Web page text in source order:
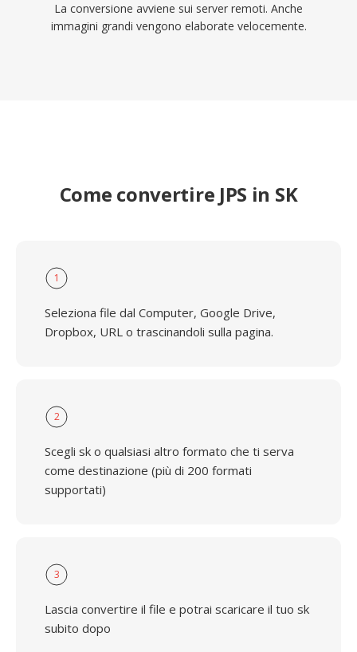
La conversione avviene sui server remoti. Anche
immagini grandi vengono elaborate velocemente.
Come convertire JPS in SK
1
Seleziona file dal Computer, Google Drive,
Dropbox, URL o trascinandoli sulla pagina.
2
Scegli sk o qualsiasi altro formato che ti serva
come destinazione (più di 200 formati
supportati)
3
Lascia convertire il file e potrai scaricare il tuo sk
subito dopo